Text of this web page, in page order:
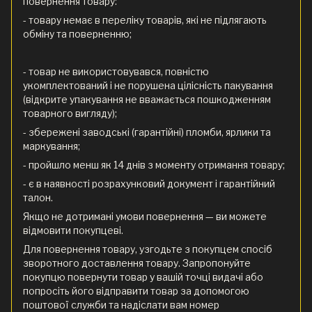
- товару немає в переліку товарів, які не підлягають
обміну та поверненню;
- товар не використовувався, повністю
укомплектований і не порушена цілісність пакування
(відкрите упакування не вважається пошкодженням
товарного вигляду);
- збережені заводські (гарантійні) пломби, ярлики та
маркування;
- пройшло менш як 14 днів з моменту отримання товару;
- є в наявності розрахунковий документ і гарантійний
талон.
Якщо не дотримані умови повернення — ви можете
відмовити покупцеві.
Для повернення товару, узгодьте з покупцем спосіб
зворотного доставлення товару. Запропонуйте
покупцю повернути товар у вашій точці видачі або
попросіть його відправити товар за допомогою
поштової служби та надіслати вам номер